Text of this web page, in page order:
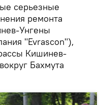
серьезные
ремонта
Унгены
"Evrascon"),
Кишинев-
Бахмута